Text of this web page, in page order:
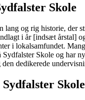
Skole
lang og rig historie, der
i år [indsæt årstal]
i lokalsamfundet.
Sydfalster Skole og har
dedikerede
Skole